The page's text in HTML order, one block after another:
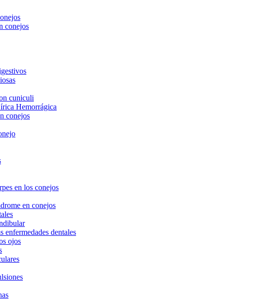
conejos
cuniculi
Hemorrágica
conejos
en los conejos
en conejos
enfermedades dentales
ojos